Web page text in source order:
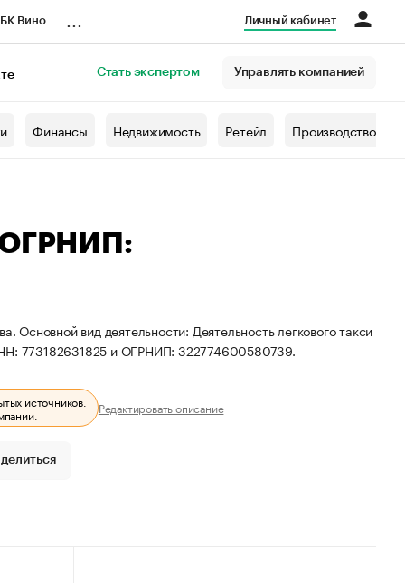
Вино Личный кабинет
Стать экспертом Управлять компанией
Финансы Недвижимость Ретейл Производство
ОГРНИП:
вид деятельности: Деятельность легкового такси
773182631825 и ОГРНИП: 322774600580739.
источников.
Редактировать описание